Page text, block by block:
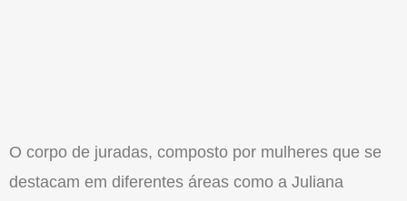
O corpo de juradas, composto por mulheres que se
destacam em diferentes áreas como a Juliana